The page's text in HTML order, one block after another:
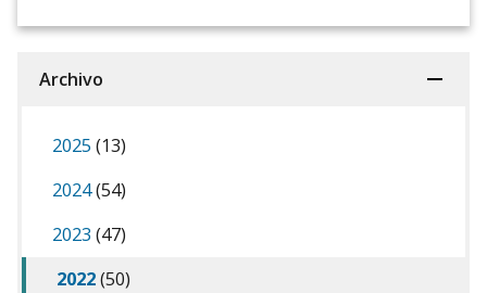
Archivo
2025 (13)
2024(54)
2023 (47)
2022(50)